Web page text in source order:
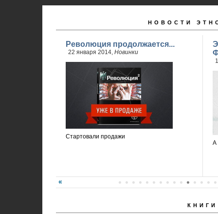
НОВОСТИ
Революция продолжается...
22 января 2014, Новинки
Стартовали продажи
А
КНИГИ